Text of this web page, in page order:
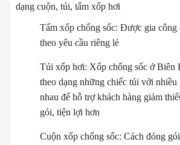
dạng cuộn, túi, tấm xốp hơi
Tấm xốp chống sốc: Được gia công
theo yêu cầu riêng lẻ
Túi xốp hơi: Xốp chống sốc ở Biên
theo dạng những chiếc túi với
nhau để hỗ trợ khách hàng giảm
gói, tiện lợi hơn
Cuộn xốp chống sốc: Cách đóng